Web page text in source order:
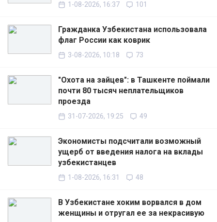
1-08-2026, 16:37 101
Гражданка Узбекистана использовала
флаг России как коврик
3-08-2026, 10:18 73
"Охота на зайцев": в Ташкенте поймали
почти 80 тысяч неплательщиков
проезда
31-07-2026, 19:25 49
Экономисты подсчитали возможный
ущерб от введения налога на вклады
узбекистанцев
1-08-2026, 16:31 48
В Узбекистане хоким ворвался в дом
женщины и отругал ее за некрасивую